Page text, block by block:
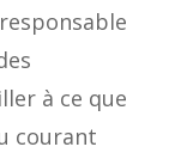
à ce que
courant